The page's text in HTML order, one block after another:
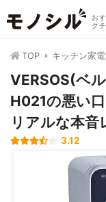
お
ク
TOP キッチン家
VERSOS(ベ
H021の悪い
リアルな本音
3.12